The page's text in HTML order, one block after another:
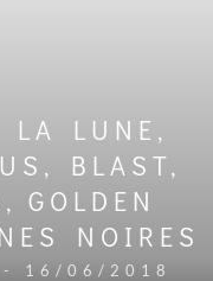
LA LUNE,
BLAST,
GOLDEN
NOIRES
- 16/06/2018